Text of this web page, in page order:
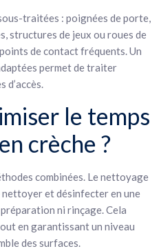
traitées : poignées de porte,
structures de jeux ou roues de
de contact fréquents. Un
permet de traiter
d’accès.
le temps
crèche ?
combinées. Le nettoyage
nettoyer et désinfecter en une
ni rinçage. Cela
en garantissant un niveau
des surfaces.